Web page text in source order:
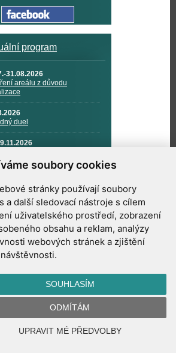
soubory cookies
stránky používají soubory
a další sledovací nástroje s cílem
uživatelského prostředí, zobrazení
obsahu a reklam, analýzy
webových stránek a zjištění
SOUHLASÍM
ODMÍTÁM
UPRAVIT MÉ PŘEDVOLBY
program
31.08.2026
areálu z důvodu
duel
A KOSMICKÉ
příspěvková organizace, Vsetínská 78, 757
01 Valašské Meziříčí
kraje. Telefon:571 611 928, Mobil:777
info@astrovm.cz
osobní údaje
WebConsult.cz